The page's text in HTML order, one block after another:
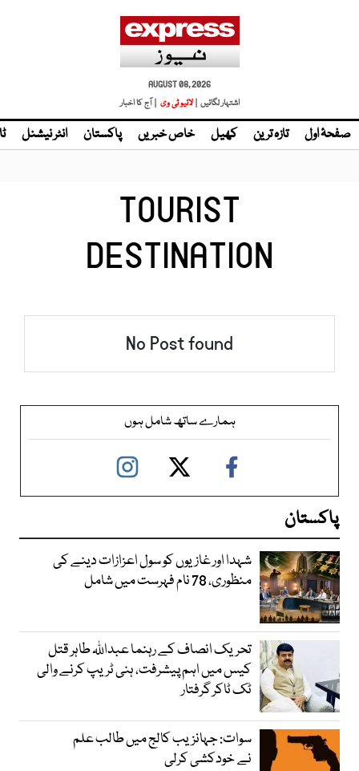
AUGUST 08, 2026
اشتہار لگائیں | لائیو ٹی وی | آج کا اخبار
صفحۂ اول تازہ ترین کھیل خاص خبریں پاکستان انٹر نیشنل
TOURIST
DESTINATION
No Post found
ہمارے ساتھ شامل ہوں
پاکستان
شہدا اور غازیوں کو سول اعزازات دینے کی
منظوری، 78 نام فہرست میں شامل
تحریک انصاف کے رہنما عبداللہ طاہر قتل
کیس میں اہم پیشرفت، ہنی ٹریپ کرنے والی
ٹک ٹاکر گرفتار
سوات: جہانزیب کالج میں طالب علم
نے خودکشی کرلی